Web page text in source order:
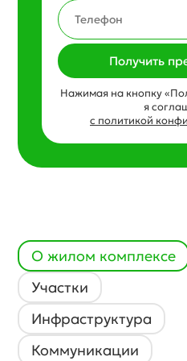
О жилом комплексе
Участки
Инфраструктура
Коммуникации
Получить
Нажимая на кнопку
я
с политикой